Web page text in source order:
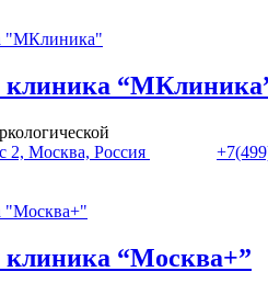
клиника
2, Москва, Россия
клиника “Москва+”